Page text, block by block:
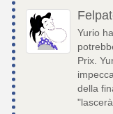
Yurio
Prix.
della